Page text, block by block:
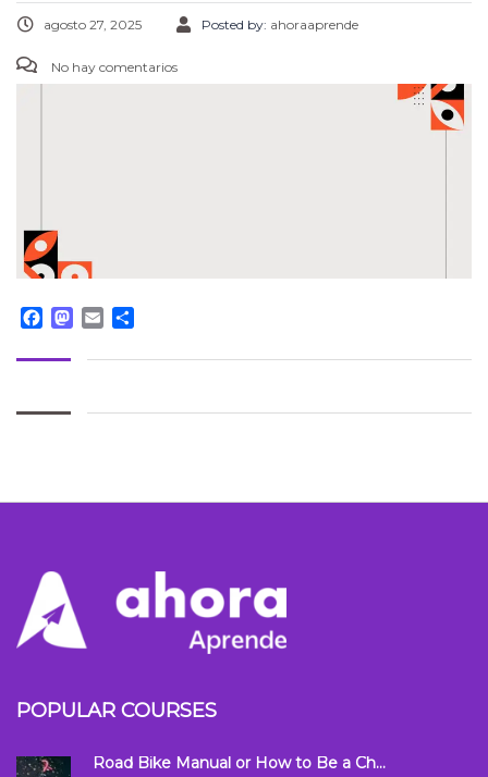
agosto 27, 2025 Posted by: ahoraaprende
No hay comentarios
Facebook
Mastodon
Email
POPULAR COURSES
Road Bike Manual or How to Be a Ch...